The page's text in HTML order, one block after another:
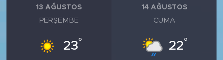
13 AĞUSTOS
PERŞEMBE
23°
14 AĞUSTOS
CUMA
22°